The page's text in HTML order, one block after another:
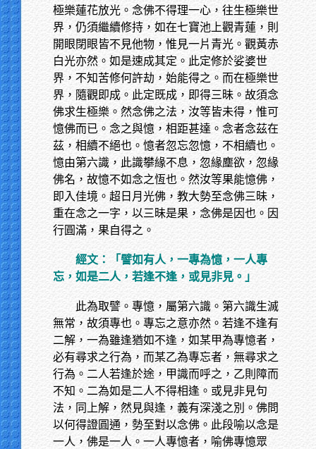
極樂蓮花放光。念佛不得理一心，往生極樂世
界，仍須繼續修持，如在七寶池上觀青蓮，則
開眼閉眼皆不見他物，惟見一片青光。觀黃赤
白光亦然。如是速成其定。此定修於娑婆世
界，不知苦修何許劫，始能得之。而在極樂世
界，隨觀即成。此定既成，即得三昧。故須念
佛求生極樂。然念佛之法，汝等皆未得，惟可
憶佛而已。念之與憶，相距甚達。念者念茲在
茲，相續不絕也。憶者忽忘忽憶，不相續也。
憶由第六識，此識攀緣不息，忽緣塵欲，忽緣
佛名，故憶不如念之恆也。然汝等果能憶佛，
即入佳境。超日月光佛，教大勢至念佛三昧，
重在念之一字，以三昧是果，念佛是因也。因
行圓滿，果自得之。
經文：「譬如有人，一專為憶，一人專
忘，如是二人，若逢不逢，或見非見。」
此為取譬。專憶，屬第六識。第六識生滅
無常，故須專也。專忘之意亦然。若逢不逢有
二解，一為雖逢猶如不逢，如某甲為專憶者，
必有尋求之行為，而某乙為專忘者，無尋求之
行為。二人若逢於途，甲識而呼之，乙則障而
不知。二為如是二人不得相逢。或見非見句
法，同上解，然見與逢，義有深淺之別。佛問
以何得證圓通，勢至對以念佛。此段喻以念是
一人，佛是一人。一人專憶者，喻佛專憶眾